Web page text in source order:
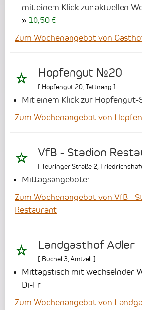
mit einem Klick zur aktuellen
10,50 €
Zum Wochenangebot von
Hopfengut №20
[ Hopfengut 20 Tettnang ]
Mit einem Klick zur Hopfengut-
Zum Wochenangebot von
VfB - Stadion
[ Teuringer Straße 2
Mittagsangebote:
Zum Wochenangebot von VfB -
Restaurant
Landgasthof Adler
[ Büchel 3,Amtzell ]
Mittagstisch mit wechselnder
Di-Fr
Zum Wochenangebot von